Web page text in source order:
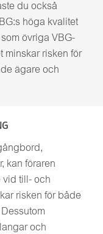
du också
höga kvalitet
övriga VBG-
minskar risken för
ägare och
kan föraren
vid till- och
risken för både
och